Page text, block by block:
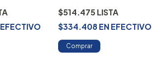
EFECTIVO
$514.475
$334.408 ENEFECTIVO
Comprar